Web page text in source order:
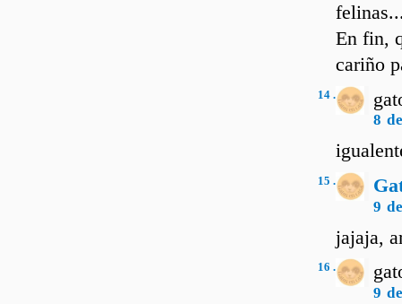
En fin,
cariño
14 .
8
15 .
9
jajaja,
16 .
9